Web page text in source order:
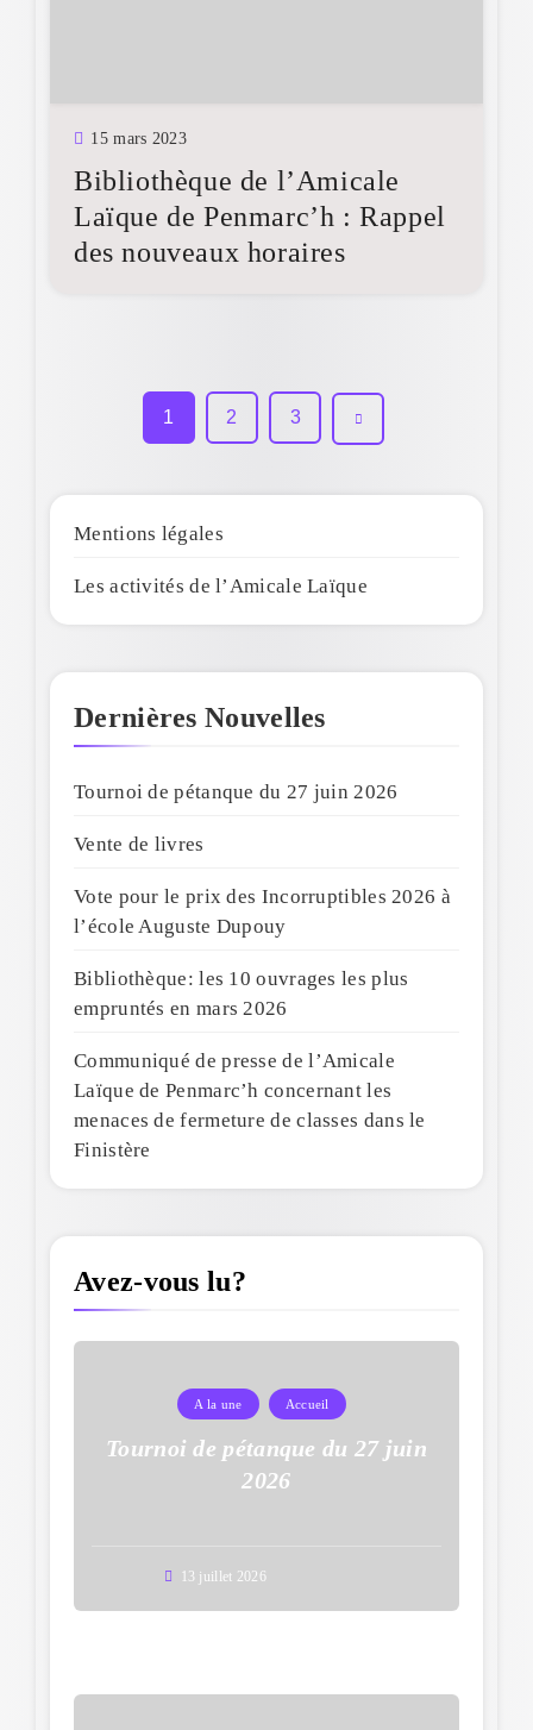
15 mars 2023
Bibliothèque de l’Amicale
Laïque de Penmarc’h : Rappel
des nouveaux horaires
1 2 3
Mentions légales
Les activités de l’Amicale Laïque
Dernières Nouvelles
Tournoi de pétanque du 27 juin 2026
Vente de livres
Vote pour le prix des Incorruptibles 2026 à
l’école Auguste Dupouy
Bibliothèque: les 10 ouvrages les plus
empruntés en mars 2026
Communiqué de presse de l’Amicale
Laïque de Penmarc’h concernant les
menaces de fermeture de classes dans le
Finistère
Avez-vous lu?
A la une Accueil
Tournoi de pétanque du 27 juin
2026
13 juillet 2026